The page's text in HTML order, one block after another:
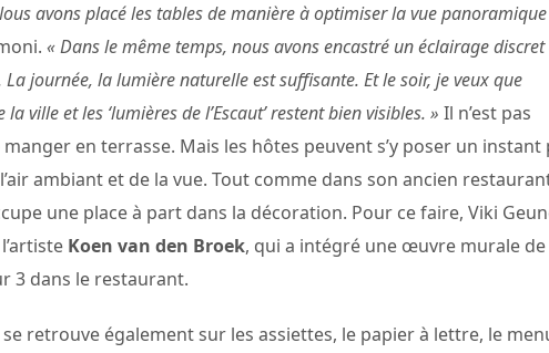
avons placé les tables de manière à optimiser la vue panoramique
« Dans le même temps, nous avons encastré un éclairage
journée, la lumière naturelle est suffisante. Et le soir, je veux que
la ville et les ‘lumières de l’Escaut’ restent bien visibles. » Il n’est pas
en terrasse. Mais les hôtes peuvent s’y poser un instant
ambiant et de la vue. Tout comme dans son ancien
une place à part dans la décoration. Pour ce faire, Viki
Koen van den Broek, qui a intégré une œuvre murale de
3 dans le restaurant.
retrouve également sur les assiettes, le papier à lettre, le